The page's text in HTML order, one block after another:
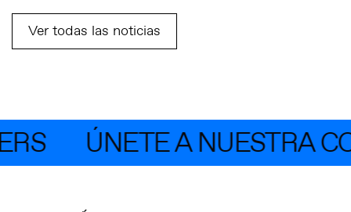
Ver todas las noticias
ÚNETE A NUESTRA